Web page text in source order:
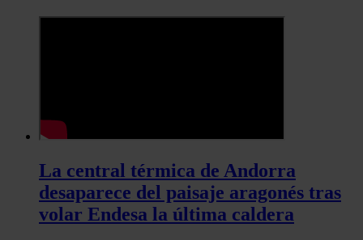
La central térmica de Andorra
desaparece del paisaje aragonés tras
volar Endesa la última caldera